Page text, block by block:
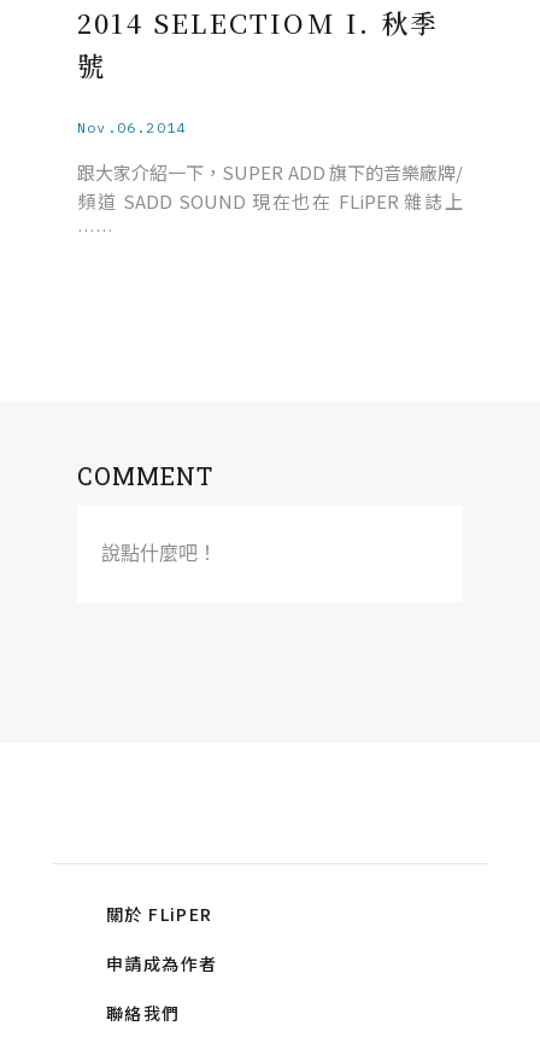
2014 SELECTIOM I. 秋季
號
Nov.06.2014
跟大家介紹一下，SUPER ADD 旗下的音樂廠牌/
頻道 SADD SOUND 現在也在 FLiPER 雜誌上
……
COMMENT
說點什麼吧！
關於 FLiPER
申請成為作者
聯絡我們